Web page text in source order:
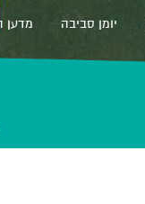
יומן סביבה מדען